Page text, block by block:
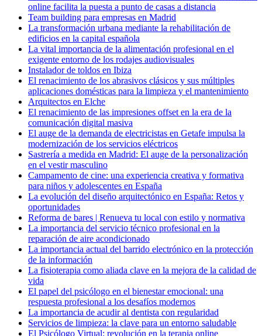
online facilita la puesta a punto de casas a distancia
Team building para empresas en Madrid
La transformación urbana mediante la rehabilitación de
edificios en la capital española
La vital importancia de la alimentación profesional en el
exigente entorno de los rodajes audiovisuales
Instalador de toldos en Ibiza
El renacimiento de los abrasivos clásicos y sus múltiples
aplicaciones domésticas para la limpieza y el mantenimiento
Arquitectos en Elche
El renacimiento de las impresiones offset en la era de la
comunicación digital masiva
El auge de la demanda de electricistas en Getafe impulsa la
modernización de los servicios eléctricos
Sastrería a medida en Madrid: El auge de la personalización
en el vestir masculino
Campamento de cine: una experiencia creativa y formativa
para niños y adolescentes en España
La evolución del diseño arquitectónico en España: Retos y
oportunidades
Reforma de bares | Renueva tu local con estilo y normativa
La importancia del servicio técnico profesional en la
reparación de aire acondicionado
La importancia actual del barrido electrónico en la protección
de la información
La fisioterapia como aliada clave en la mejora de la calidad de
vida
El papel del psicólogo en el bienestar emocional: una
respuesta profesional a los desafíos modernos
La importancia de acudir al dentista con regularidad
Servicios de limpieza: la clave para un entorno saludable
El Psicólogo Virtual: revolución en la terapia online